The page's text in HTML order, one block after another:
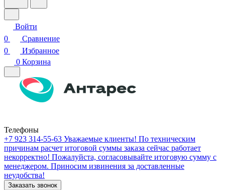
Войти
0
Сравнение
0
Избранное
0 Корзина
Телефоны
+7 923 314-55-63 Уважаемые клиенты! По техническим
причинам расчет итоговой суммы заказа сейчас работает
некорректно! Пожалуйста, согласовывайте итоговую сумму с
менеджером. Приносим извинения за доставленные
неудобства!
Заказать звонок